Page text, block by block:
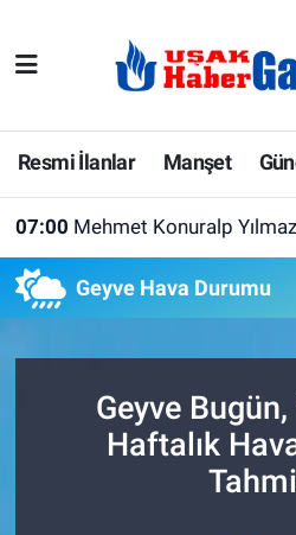
Resmi İlanlar Manşet
07:00 Mehmet Konuralp Yılmaz: "Gençliğe Yapılan
Geyve Hava Durumu
Geyve Bugün,
Haftalık
E-Gazete
Ekonomi
İlanlar
Köşe Yazarları
Uşak Hava Durumu
Uşak Trafik Yoğunluk
Haber Arşivi